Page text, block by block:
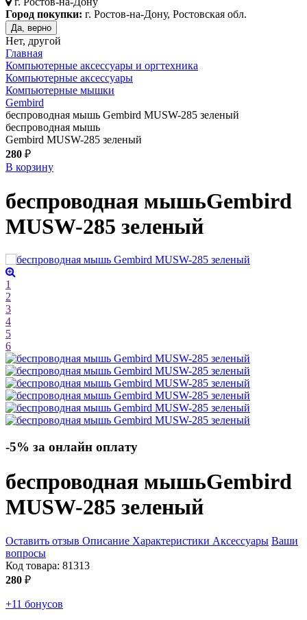
Город покупки: г. Ростов-на-Дону, Ростовская обл.
Да, верно
Нет, другой
Главная
Компьютерные аксессуары и оргтехника
Компьютерные аксессуары
Компьютерные мышки
Gembird
беспроводная мышь Gembird MUSW-285 зеленый
беспроводная мышь
Gembird MUSW-285 зеленый
280 ₽
В корзину
беспроводная мышьGembird
MUSW-285 зеленый
1
2
3
4
5
6
-5% за онлайн оплату
беспроводная мышьGembird
MUSW-285 зеленый
Оставить отзыв Описание Характеристики Аксессуары Ваши
вопросы
Код товара: 81313
280 ₽
+11 бонусов